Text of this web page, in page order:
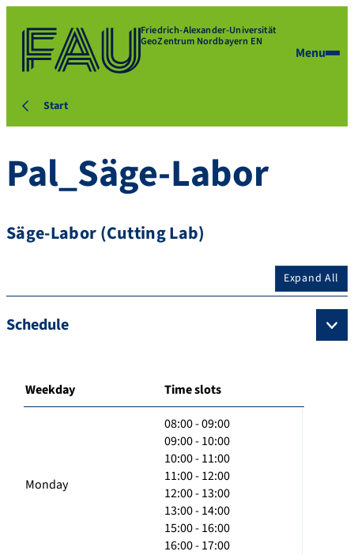
Friedrich-Alexander-Universität
GeoZentrum Nordbayern EN
Menu
Start
Pal_Säge-Labor
Säge-Labor (Cutting Lab)
Expand All
Schedule
Weekday Time slots
Monday
08:00 - 09:00
09:00 - 10:00
10:00 - 11:00
11:00 - 12:00
12:00 - 13:00
13:00 - 14:00
15:00 - 16:00
16:00 - 17:00